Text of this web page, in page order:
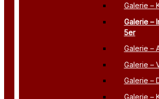
Galerie –
Galerie –
5er
Galerie –
Galerie –
Galerie –
Galerie –